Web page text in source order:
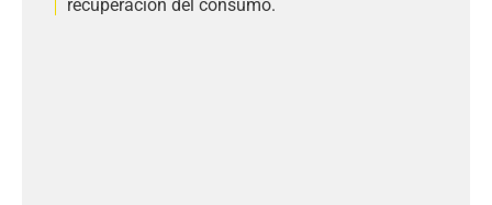
recuperación del consumo.